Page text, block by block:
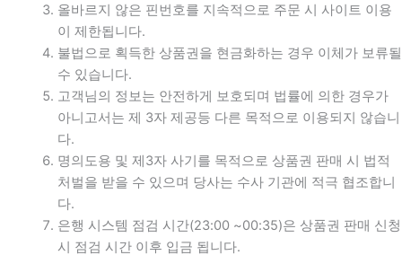
올바르지 않은 핀번호를 지속적으로 주문 시 사이트 이용
이 제한됩니다.
불법으로 획득한 상품권을 현금화하는 경우 이체가 보류될
수 있습니다.
고객님의 정보는 안전하게 보호되며 법률에 의한 경우가
아니고서는 제 3자 제공등 다른 목적으로 이용되지 않습니
다.
명의도용 및 제3자 사기를 목적으로 상품권 판매 시 법적
처벌을 받을 수 있으며 당사는 수사 기관에 적극 협조합니
다.
은행 시스템 점검 시간(23:00 ~00:35)은 상품권 판매 신청
시 점검 시간 이후 입금 됩니다.